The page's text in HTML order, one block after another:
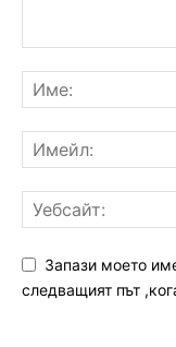
Запази моето
следващият път